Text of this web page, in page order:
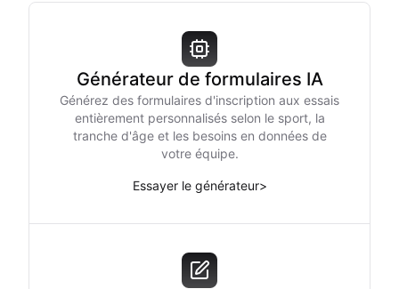
Générateur de formulaires IA
Générez des formulaires d'inscription aux essais
entièrement personnalisés selon le sport, la
tranche d'âge et les besoins en données de
votre équipe.
Essayer le générateur>